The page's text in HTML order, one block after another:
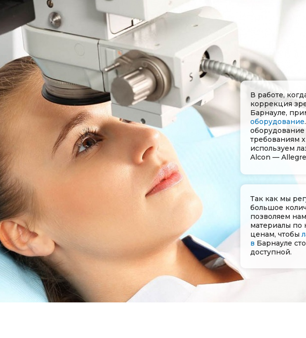
В работе,
коррекция
Барнауле,
оборудование
требованиям
используем
Alcon —
Так как мы
большое
позволяем
материалы по
ценам, чтобы
в Барнауле​​​​​​​
доступной.